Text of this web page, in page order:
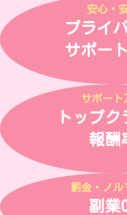
安心・
プライ
サポー
サポート
トップ
報酬
罰金・ノル
副業